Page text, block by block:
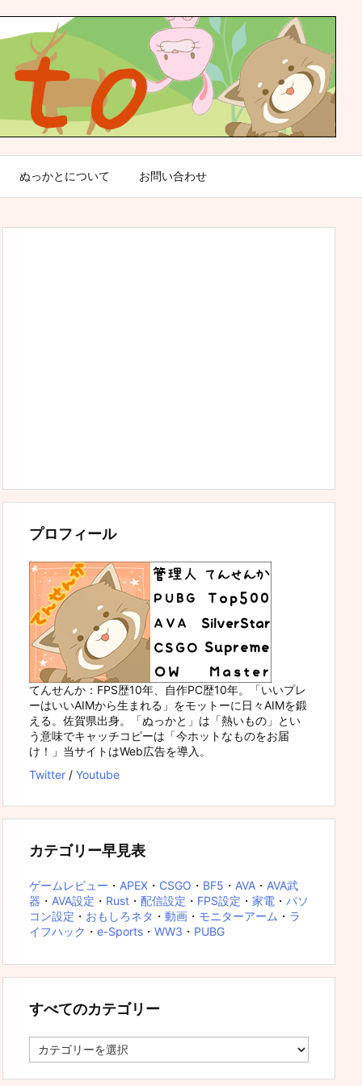
ぬっかとについて お問い合わせ
プロフィール
てんせんか：FPS歴10年、自作PC歴10年。「いいプレ
ーはいいAIMから生まれる」をモットーに日々AIMを鍛
える。佐賀県出身。「ぬっかと」は「熱いもの」とい
う意味でキャッチコピーは「今ホットなものをお届
け！」当サイトはWeb広告を導入。
Twitter / Youtube
カテゴリー早見表
ゲームレビュー ・ APEX ・ CSGO ・ BF5 ・ AVA ・ AVA武
器 ・ AVA設定 ・ Rust ・ 配信設定 ・ FPS設定 ・ 家電 ・ パソ
コン設定 ・ おもしろネタ ・ 動画 ・ モニターアーム ・ ラ
イフハック ・ e-Sports ・ WW3 ・ PUBG
すべてのカテゴリー
べ